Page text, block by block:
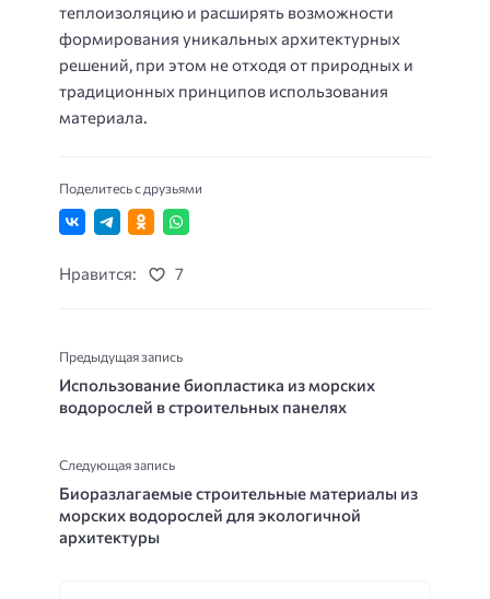
теплоизоляцию и расширять возможности
формирования уникальных архитектурных
решений, при этом не отходя от природных и
традиционных принципов использования
материала.
Поделитесь с друзьями
Нравится: 7
Предыдущая запись
Использование биопластика из морских
водорослей в строительных панелях
Следующая запись
Биоразлагаемые строительные материалы из
морских водорослей для экологичной
архитектуры